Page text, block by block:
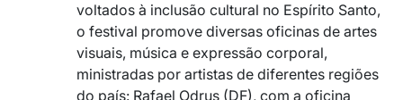
voltados à inclusão cultural no Espírito Santo,
o festival promove diversas oficinas de artes
visuais, música e expressão corporal,
ministradas por artistas de diferentes regiões
do país: Rafael Odrus (DF), com a oficina